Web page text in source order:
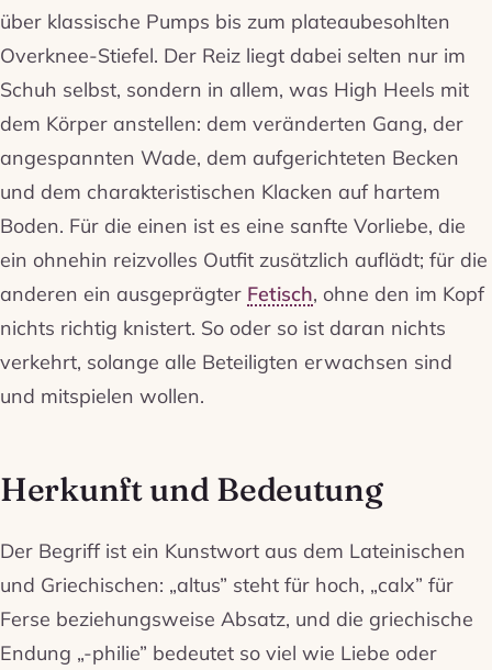
über klassische Pumps bis zum plateaubesohlten
Overknee-Stiefel. Der Reiz liegt dabei selten nur im
Schuh selbst, sondern in allem, was High Heels mit
dem Körper anstellen: dem veränderten Gang, der
angespannten Wade, dem aufgerichteten Becken
und dem charakteristischen Klacken auf hartem
Boden. Für die einen ist es eine sanfte Vorliebe, die
ein ohnehin reizvolles Outfit zusätzlich auflädt; für die
anderen ein ausgeprägter Fetisch, ohne den im Kopf
nichts richtig knistert. So oder so ist daran nichts
verkehrt, solange alle Beteiligten erwachsen sind
und mitspielen wollen.
Herkunft und Bedeutung
Der Begriff ist ein Kunstwort aus dem Lateinischen
und Griechischen: „altus” steht für hoch, „calx” für
Ferse beziehungsweise Absatz, und die griechische
Endung „-philie” bedeutet so viel wie Liebe oder